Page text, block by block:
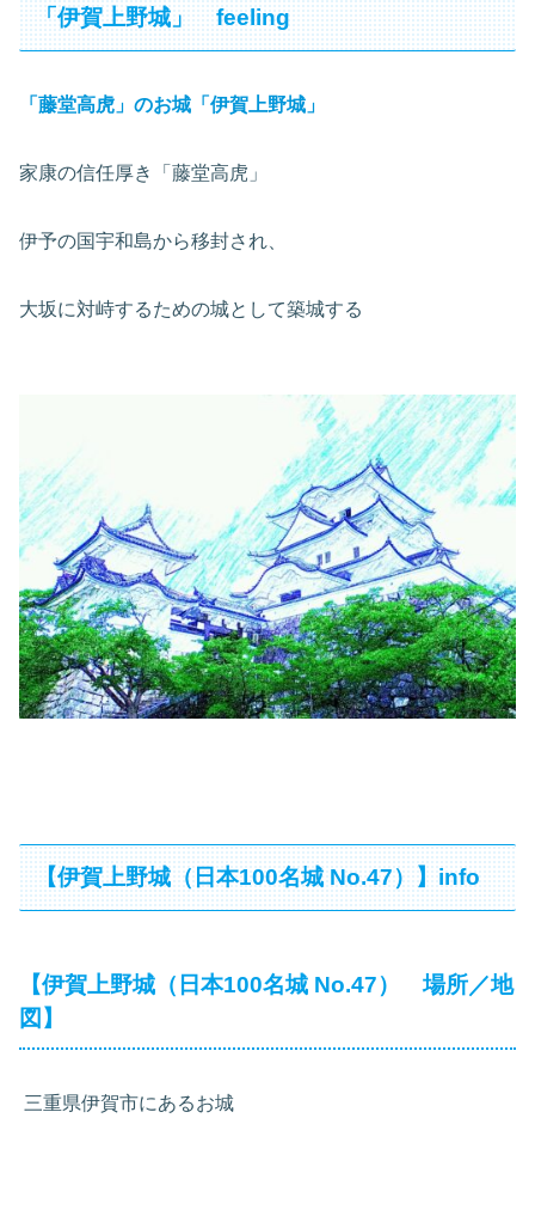
「伊賀上野城」 feeling
「藤堂高虎」のお城「伊賀上野城」
家康の信任厚き「藤堂高虎」
伊予の国宇和島から移封され、
大坂に対峙するための城として築城する
【伊賀上野城（日本100名城 No.47）】info
【伊賀上野城（日本100名城 No.47） 場所／地
図】
三重県伊賀市にあるお城